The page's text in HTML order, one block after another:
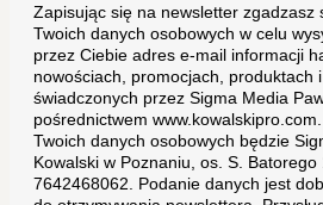
Zapisując się na newsletter zgadzasz
Twoich danych osobowych w celu
przez Ciebie adres e-mail informacji
nowościach, promocjach, produktach i
świadczonych przez Sigma Media
pośrednictwem
Twoich danych osobowych będzie
Kowalski w Poznaniu, os. S. Batorego
7642468062. Podanie danych jest